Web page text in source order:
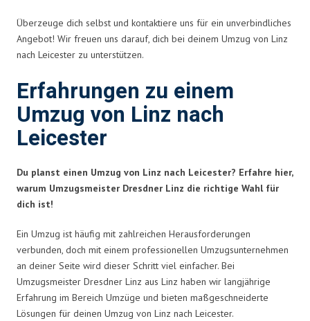
Überzeuge dich selbst und kontaktiere uns für ein unverbindliches
Angebot! Wir freuen uns darauf, dich bei deinem Umzug von Linz
nach Leicester zu unterstützen.
Erfahrungen zu einem
Umzug von Linz nach
Leicester
Du planst einen Umzug von Linz nach Leicester? Erfahre hier,
warum Umzugsmeister Dresdner Linz die richtige Wahl für
dich ist!
Ein Umzug ist häufig mit zahlreichen Herausforderungen
verbunden, doch mit einem professionellen Umzugsunternehmen
an deiner Seite wird dieser Schritt viel einfacher. Bei
Umzugsmeister Dresdner Linz aus Linz haben wir langjährige
Erfahrung im Bereich Umzüge und bieten maßgeschneiderte
Lösungen für deinen Umzug von Linz nach Leicester.